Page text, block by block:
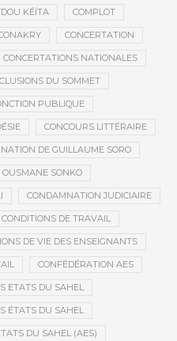
KÉÏTA COMPLOT
CONCERTATION
CONCERTATIONS NATIONALES
DU SOMMET
PUBLIQUE
CONCOURS LITTÉRAIRE
DE GUILLAUME SORO
SONKO
CONDAMNATION JUDICIAIRE
CONDITIONS DE TRAVAIL
DE VIE DES ENSEIGNANTS
CONFÉDÉRATION AES
ETATS DU SAHEL
ÉTATS DU SAHEL
DU SAHEL (AES)